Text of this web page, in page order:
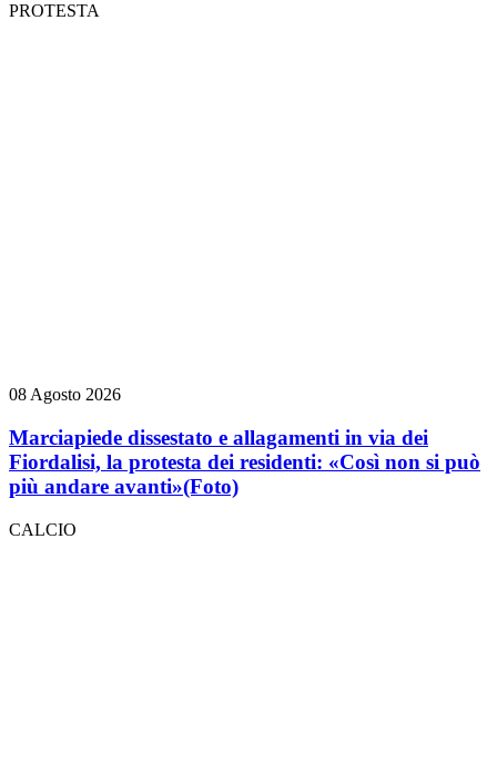
PROTESTA
08 Agosto 2026
Marciapiede dissestato e allagamenti in via dei
Fiordalisi, la protesta dei residenti: «Così non si può
più andare avanti»(Foto)
CALCIO